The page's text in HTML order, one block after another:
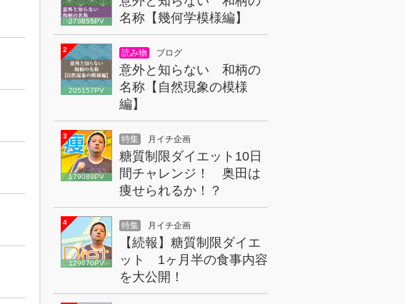
273855PV
名称【幾何学模様編】
2
205157PV
読み物 ブログ
意外と知らない 和柄の
名称【自然現象の模様
編】
3
179089PV
特集 月イチ企画
糖質制限ダイエット10日
間チャレンジ！ 奥田は
痩せられるか！？
4
129070PV
特集 月イチ企画
【続報】糖質制限ダイエ
ット 1ヶ月半の食事内容
を大公開！